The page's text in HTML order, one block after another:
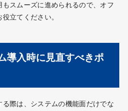
スムーズに進められるので、オフ
立てください。
導入時に見直すべきポ
際は、システムの機能面だけでな